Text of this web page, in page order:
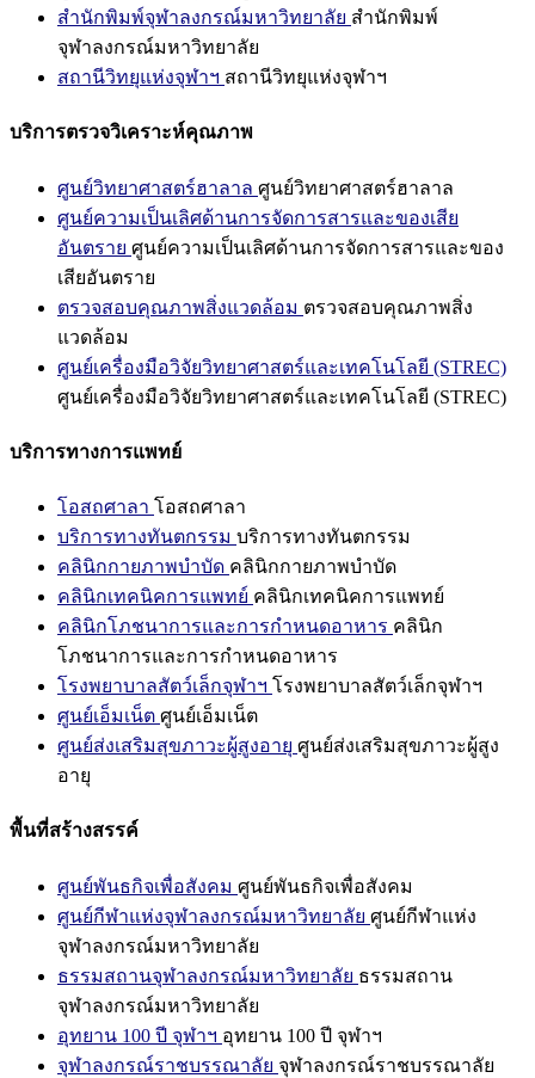
สำนักพิมพ์จุฬาลงกรณ์มหาวิทยาลัย สำนักพิมพ์
จุฬาลงกรณ์มหาวิทยาลัย
สถานีวิทยุแห่งจุฬาฯ สถานีวิทยุแห่งจุฬาฯ
บริการตรวจวิเคราะห์คุณภาพ
ศูนย์วิทยาศาสตร์ฮาลาล ศูนย์วิทยาศาสตร์ฮาลาล
ศูนย์ความเป็นเลิศด้านการจัดการสารและของเสีย
อันตราย ศูนย์ความเป็นเลิศด้านการจัดการสารและของ
เสียอันตราย
ตรวจสอบคุณภาพสิ่งแวดล้อม ตรวจสอบคุณภาพสิ่ง
แวดล้อม
ศูนย์เครื่องมือวิจัยวิทยาศาสตร์และเทคโนโลยี (STREC)
ศูนย์เครื่องมือวิจัยวิทยาศาสตร์และเทคโนโลยี (STREC)
บริการทางการแพทย์
โอสถศาลา โอสถศาลา
บริการทางทันตกรรม บริการทางทันตกรรม
คลินิกกายภาพบำบัด คลินิกกายภาพบำบัด
คลินิกเทคนิคการแพทย์ คลินิกเทคนิคการแพทย์
คลินิกโภชนาการและการกำหนดอาหาร คลินิก
โภชนาการและการกำหนดอาหาร
โรงพยาบาลสัตว์เล็กจุฬาฯ โรงพยาบาลสัตว์เล็กจุฬาฯ
ศูนย์เอ็มเน็ต ศูนย์เอ็มเน็ต
ศูนย์ส่งเสริมสุขภาวะผู้สูงอายุ ศูนย์ส่งเสริมสุขภาวะผู้สูง
อายุ
พื้นที่สร้างสรรค์
ศูนย์พันธกิจเพื่อสังคม ศูนย์พันธกิจเพื่อสังคม
ศูนย์กีฬาแห่งจุฬาลงกรณ์มหาวิทยาลัย ศูนย์กีฬาแห่ง
จุฬาลงกรณ์มหาวิทยาลัย
ธรรมสถานจุฬาลงกรณ์มหาวิทยาลัย ธรรมสถาน
จุฬาลงกรณ์มหาวิทยาลัย
อุทยาน 100 ปี จุฬาฯ อุทยาน 100 ปี จุฬาฯ
จุฬาลงกรณ์ราชบรรณาลัย จุฬาลงกรณ์ราชบรรณาลัย